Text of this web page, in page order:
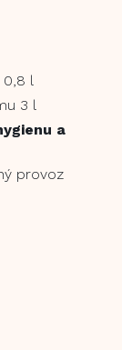
l
3 l
a
provoz